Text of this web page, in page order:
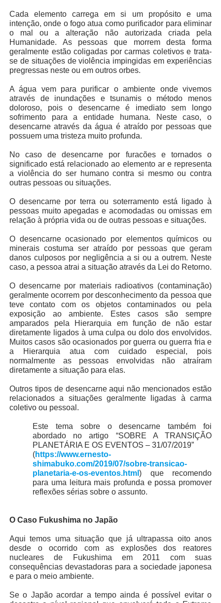
Cada elemento carrega em si um propósito e uma
intenção, onde o fogo atua como purificador para eliminar
o mal ou a alteração não autorizada criada pela
Humanidade. As pessoas que morrem desta forma
geralmente estão coligadas por carmas coletivos e trata-
se de situações de violência impingidas em experiências
pregressas neste ou em outros orbes.
A água vem para purificar o ambiente onde vivemos
através de inundações e tsunamis o método menos
doloroso, pois o desencarne é imediato sem longo
sofrimento para a entidade humana. Neste caso, o
desencarne através da água é atraído por pessoas que
possuem uma tristeza muito profunda.
No caso de desencarne por furacões e tornados o
significado está relacionado ao elemento ar e representa
a violência do ser humano contra si mesmo ou contra
outras pessoas ou situações.
O desencarne por terra ou soterramento está ligado à
pessoas muito apegadas e acomodadas ou omissas em
relação à própria vida ou de outras pessoas e situações.
O desencarne ocasionado por elementos químicos ou
minerais costuma ser atraído por pessoas que geram
danos culposos por negligência a si ou a outrem. Neste
caso, a pessoa atrai a situação através da Lei do Retorno.
O desencarne por materiais radioativos (contaminação)
geralmente ocorrem por desconhecimento da pessoa que
teve contato com os objetos contaminados ou pela
exposição ao ambiente. Estes casos são sempre
amparados pela Hierarquia em função de não estar
diretamente ligados à uma culpa ou dolo dos envolvidos.
Muitos casos são ocasionados por guerra ou guerra fria e
a Hierarquia atua com cuidado especial, pois
normalmente as pessoas envolvidas não atraíram
diretamente a situação para elas.
Outros tipos de desencarne aqui não mencionados estão
relacionados a situações geralmente ligadas à carma
coletivo ou pessoal.
Este tema sobre o desencarne também foi
abordado no artigo “SOBRE A TRANSIÇÃO
PLANETÁRIA E OS EVENTOS – 31/07/2019”
(https://www.ernesto-
shimabuko.com/2019/07/sobre-transicao-
planetaria-e-os-eventos.html) que recomendo
para uma leitura mais profunda e possa promover
reflexões sérias sobre o assunto.
O Caso Fukushima no Japão
Aqui temos uma situação que já ultrapassa oito anos
desde o ocorrido com as explosões dos reatores
nucleares de Fukushima em 2011 com suas
consequências devastadoras para a sociedade japonesa
e para o meio ambiente.
Se o Japão acordar a tempo ainda é possível evitar o